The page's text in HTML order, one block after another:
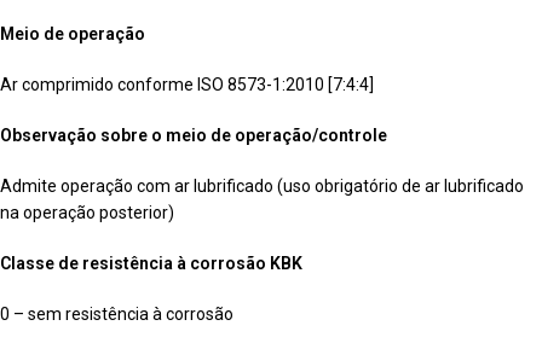
Meio de operação
Ar comprimido conforme ISO 8573-1:2010 [7:4:4]
Observação sobre o meio de operação/controle
Admite operação com ar lubrificado (uso obrigatório de ar lubrificado
na operação posterior)
Classe de resistência à corrosão KBK
0 – sem resistência à corrosão